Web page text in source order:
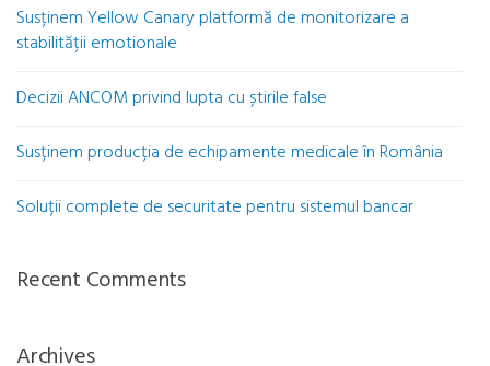
Susținem Yellow Canary platformă de monitorizare a
stabilității emotionale
Decizii ANCOM privind lupta cu știrile false
Susținem producția de echipamente medicale în România
Soluții complete de securitate pentru sistemul bancar
Recent Comments
Archives